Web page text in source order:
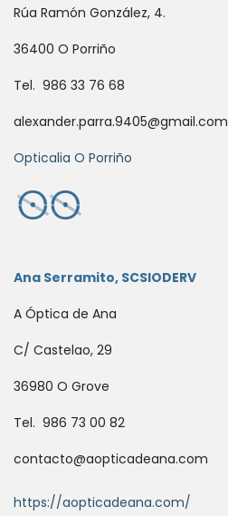
Rúa Ramón González, 4.
36400 O Porriño
Tel. 986 33 76 68
alexander.parra.9405@gmail.com
Opticalia O Porriño
Ana Serramito, SCSIODERV
A Óptica de Ana
C/ Castelao, 29
36980 O Grove
Tel. 986 73 00 82
contacto@aopticadeana.com
https://aopticadeana.com/